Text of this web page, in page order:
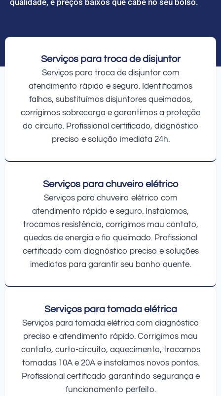
Serviços para troca de disjuntor
Serviços para troca de disjuntor com
atendimento rápido e seguro. Identificamos
falhas, substituímos disjuntores queimados,
corrigimos sobrecarga e garantimos a proteção
do circuito. Profissional certificado, diagnóstico
preciso e solução imediata 24h.
Serviços para chuveiro elétrico
Serviços para chuveiro elétrico com
atendimento rápido e seguro. Instalamos,
trocamos resistência, corrigimos mau contato,
quedas de energia e fio queimado. Profissional
certificado com diagnóstico preciso e soluções
imediatas para garantir seu banho quente.
Serviços para tomada elétrica
Serviços para tomada elétrica com diagnóstico
preciso e atendimento rápido. Corrigimos mau
contato, curto-circuito, aquecimento, trocamos
tomadas 10A e 20A e instalamos novos pontos.
Profissional certificado garantindo segurança e
funcionamento perfeito.